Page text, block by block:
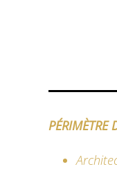
PÉRIMÈTRE